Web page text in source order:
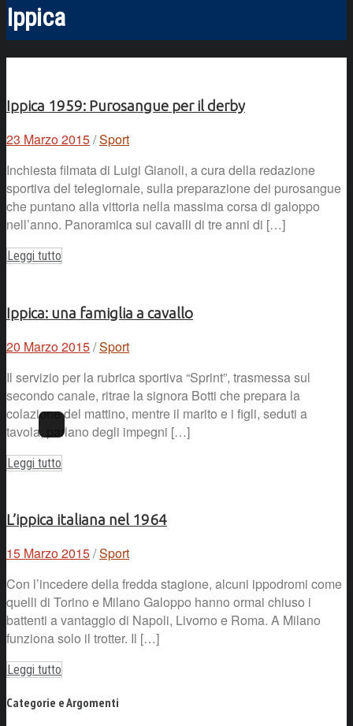
Ippica
Ippica 1959: Purosangue per il derby
23 Marzo 2015/Sport
Inchiesta filmata di Luigi Gianoli, a cura della redazione
sportiva del telegiornale, sulla preparazione dei purosangue
che puntano alla vittoria nella massima corsa di galoppo
nell’anno. Panoramica sui cavalli di tre anni di […]
Leggi tutto
Ippica: una famiglia a cavallo
20 Marzo 2015/Sport
Il servizio per la rubrica sportiva “Sprint”, trasmessa sul
secondo canale, ritrae la signora Botti che prepara la
colazione del mattino, mentre il marito e i figli, seduti a
tavola, parlano degli impegni […]
Leggi tutto
L’ippica italiana nel 1964
15 Marzo 2015/Sport
Con l’incedere della fredda stagione, alcuni ippodromi come
quelli di Torino e Milano Galoppo hanno ormai chiuso i
battenti a vantaggio di Napoli, Livorno e Roma. A Milano
funziona solo il trotter. Il […]
Leggi tutto
Categorie e Argomenti